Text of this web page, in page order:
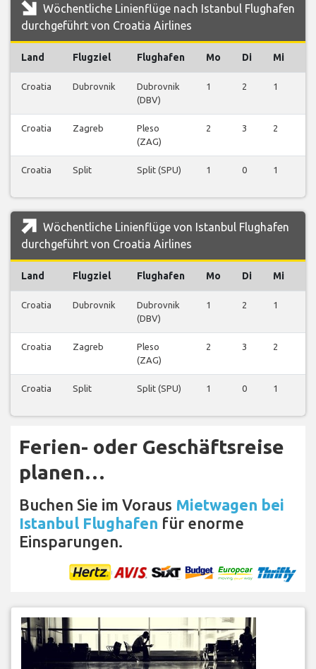
Wöchentliche Linienflüge nach Istanbul Flughafen
durchgeführt von Croatia Airlines
Land Flugziel Flughafen Mo Di Mi
Croatia Dubrovnik
Dubrovnik
(DBV)
1 2 1
Croatia Zagreb
Pleso
(ZAG)
2 3 2
Croatia Split Split (SPU) 1 0 1
Wöchentliche Linienflüge von Istanbul Flughafen
durchgeführt von Croatia Airlines
Land Flugziel Flughafen Mo Di Mi
Croatia Dubrovnik
Dubrovnik
(DBV)
1 2 1
Croatia Zagreb
Pleso
(ZAG)
2 3 2
Croatia Split Split (SPU) 1 0 1
Ferien- oder Geschäftsreise
planen…
Buchen Sie im Voraus Mietwagen bei
Istanbul Flughafen für enorme
Einsparungen.